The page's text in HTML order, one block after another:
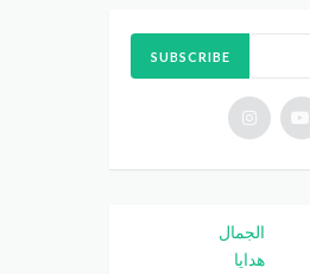
SUBSCRIBE
الجمال
هدايا